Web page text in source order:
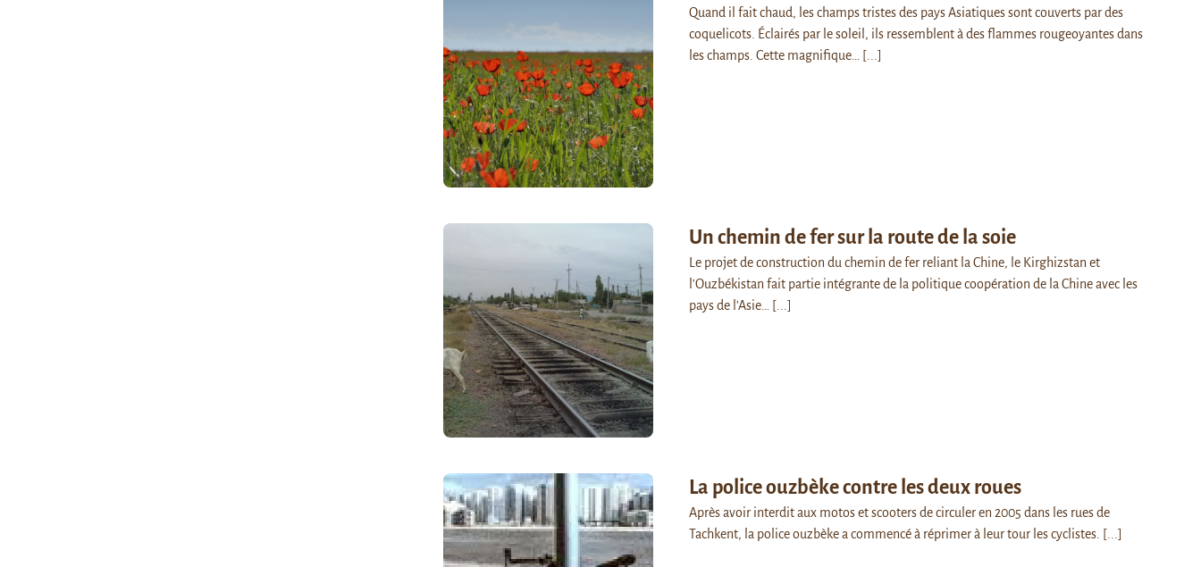
Quand il fait chaud, les champs tristes des pays Asiatiques sont couverts par des
coquelicots. Éclairés par le soleil, ils ressemblent à des flammes rougeoyantes dans
les champs. Cette magnifique…
[...]
Un chemin de fer sur la route de la soie
Le projet de construction du chemin de fer reliant la Chine, le Kirghizstan et
l'Ouzbékistan fait partie intégrante de la politique coopération de la Chine avec les
pays de l'Asie…
[...]
La police ouzbèke contre les deux roues
Après avoir interdit aux motos et scooters de circuler en 2005 dans les rues de
Tachkent, la police ouzbèke a commencé à réprimer à leur tour les cyclistes. [...]